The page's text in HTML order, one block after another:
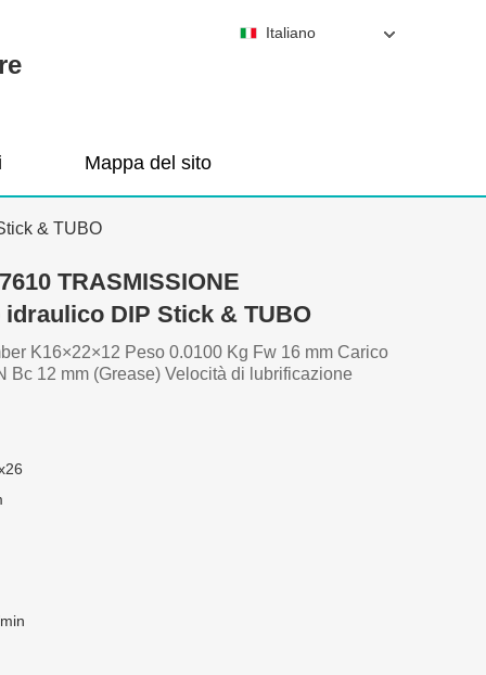
Mappa del sito
Italiano
& TUBO
TRASMISSIONE
idraulico DIP Stick & TUBO
K16×22×12 Peso 0.0100 Kg Fw 16 mm Carico
Bc 12 mm (Grease) Velocità di lubrificazione